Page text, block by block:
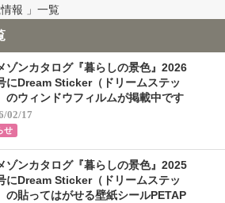
情報 」一覧
ゾンカタログ『暮らしの景色』2026
にDream Sticker（ドリームステッ
のウィンドウフィルムが掲載中です
02/17
せ
ゾンカタログ『暮らしの景色』2025
にDream Sticker（ドリームステッ
の貼ってはがせる壁紙シールPETAP